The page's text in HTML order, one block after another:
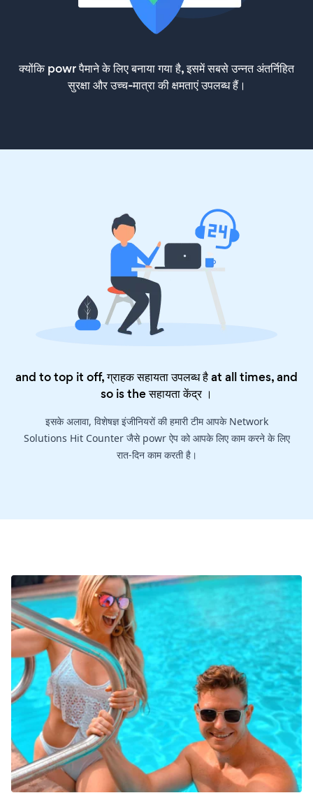
क्योंकि powr पैमाने के लिए बनाया गया है, इसमें सबसे उन्नत अंतर्निहित
सुरक्षा और उच्च-मात्रा की क्षमताएं उपलब्ध हैं।
and to top it off, ग्राहक सहायता उपलब्ध है at all times, and
so is theसहायता केंद्र।
इसके अलावा, विशेषज्ञ इंजीनियरों की हमारी टीम आपके Network
Solutions Hit Counter जैसे powr ऐप को आपके लिए काम करने के लिए
रात-दिन काम करती है।